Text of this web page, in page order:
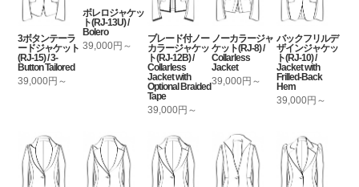
3ボタンテーラ
ードジャケット
(RJ-15) / 3-
Button Tailored
39,000円～
ボレロジャケッ
ト(RJ-13U) /
Bolero
39,000円～
ブレード付ノー
カラージャケッ
ト(RJ-12B) /
Collarless
Jacket with
Optional Braided
Tape
39,000円～
ノーカラージャ
ケット(RJ-8) /
Collarless
Jacket
39,000円～
バックフリルデ
ザインジャケッ
ト(RJ-10) /
Jacket with
Frilled-Back
Hem
39,000円～